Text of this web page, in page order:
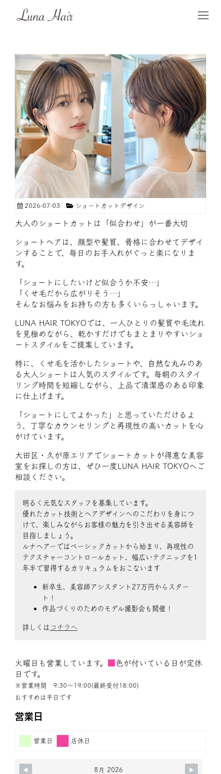
2026-07-03 ショートカットデザイン
大人のショートカットは「似合わせ」が一番大切
ショートヘアは、顔型や髪質、骨格に合わせてデザイ
ンすることで、毎日のお手入れがぐっと楽になりま
す。
「ショートにしたいけど似合うか不安…」
「くせ毛だから広がりそう…」
そんなお悩みをお持ちの方も多くいらっしゃいます。
LUNA HAIR TOKYOでは、一人ひとりの髪質や毛流れ
を見極めながら、乾かすだけでもまとまりやすいショ
ートスタイルをご提案しています。
特に、くせ毛を活かしたショートや、自然な丸みのあ
る大人ショートは人気のスタイルです。毎朝のスタイ
リング時間を短縮しながら、上品で清潔感のある印象
に仕上げます。
「ショートにしてよかった」と思っていただけるよ
う、丁寧なカウンセリングと再現性の高いカットを心
がけています。
大田区・久が原エリアでショートカットが得意な美容
室をお探しの方は、ぜひ一度LUNA HAIR TOKYOへご
相談ください。
明るく元気なスタッフを募集しています。
優れたカット技術とヘアデザインへのこだわりを身につ
けて、楽しみながらお客様の魅力を引き出せる美容師を
目指しましょう。
ルナヘアーではベーシックカットから始まり、再現性の
テクスチャーコントロールカット、幅広いテクニックを1
年半で習得するカリキュラムをおこないます
新卒生、美容師アシスタント27万円からスター
ト！
作品づくりのためのモデル撮影会も開催！
詳しくは コチラへ
火曜日も営業しています。
色が付いている日が定休
日です。
※営業時間 9:30〜19:00(最終受付18:00)
おすすめは平日です
営業日
営業日 店休日
8月 2026